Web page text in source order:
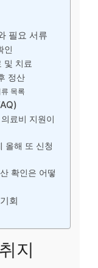
필요 서류
인
및 치료
정산
목록
료비 지원이
올해 또 신청
확인은 어떻
회
지